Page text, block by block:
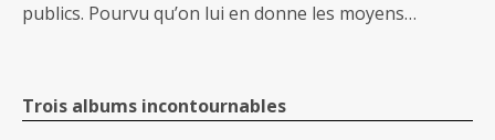
publics. Pourvu qu’on lui en donne les moyens…
Trois albums incontournables